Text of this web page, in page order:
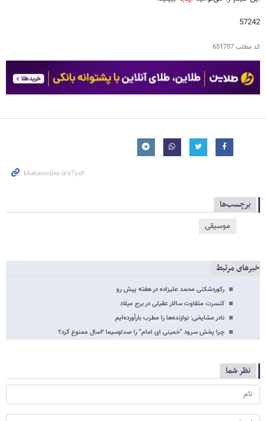
57242
کد مطلب651707
برچسب‌ها
موسیقی
خبرهای مرتبط
رکوردشکنی محمد علیزاده در هفته پیش رو
کنسرت متفاوت سالار عقیلی در برج میلاد
نادر مشایخی: نوازنده‌ها را مطرب بارآورده‌ایم
چرا پخش سرود "خمینی ای امام" را صداوسیما ۲سال ممنوع کرد؟
نظر شما